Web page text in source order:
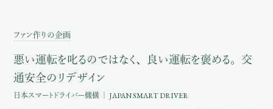
ファン作りの企画
悪い運転を叱るのではなく、 良い運転を褒める。 交
通安全のリデザイン
日本スマートドライバー機構 ｜ JAPAN SMART DRIVER